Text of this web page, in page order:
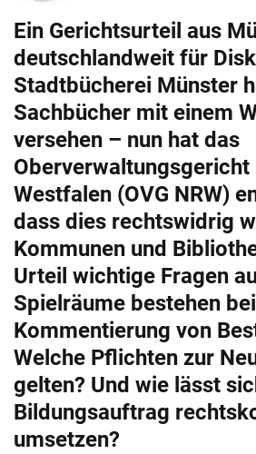
Ein Gerichtsurteil aus
deutschlandweit für
Stadtbücherei Münster
Sachbücher mit einem
versehen – nun hat das
Westfalen (OVG NRW)
dass dies rechtswidrig
Kommunen und
Urteil wichtige Fragen
Spielräume bestehen
Kommentierung von
Welche Pflichten zur
gelten? Und wie lässt
Bildungsauftrag
umsetzen?